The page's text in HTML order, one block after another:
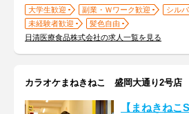
大学生歓迎 副業・Ｗワーク歓迎
シル
未経験者歓迎
髪色自由
日清医療食品株式会社の求人一覧を見る
カラオケまねきねこ 盛岡大通り2号店
【まねきね